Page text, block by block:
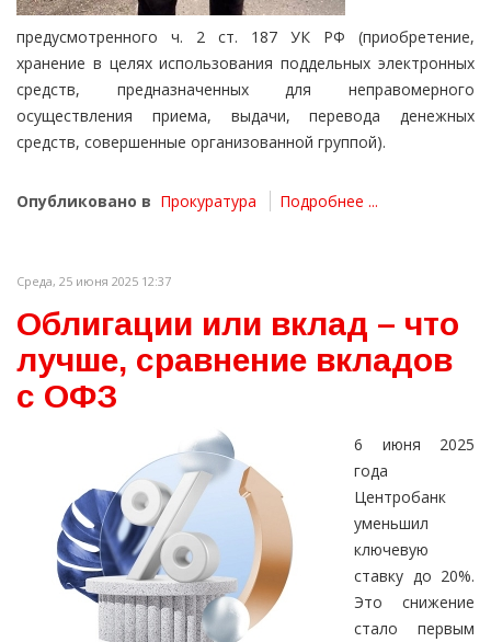
предусмотренного ч. 2 ст. 187 УК РФ (приобретение,
хранение в целях использования поддельных электронных
средств, предназначенных для неправомерного
осуществления приема, выдачи, перевода денежных
средств, совершенные организованной группой).
Опубликовано в Прокуратура Подробнее ...
Среда, 25 июня 2025 12:37
Облигации или вклад – что
лучше, сравнение вкладов
с ОФЗ
6 июня 2025
года
Центробанк
уменьшил
ключевую
ставку до 20%.
Это снижение
стало первым